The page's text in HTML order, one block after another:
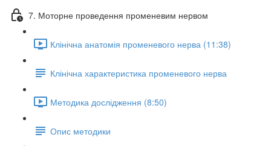
7. Моторне проведення променевим нервом
Клінічна анатомія променевого нерва (11:38)
Клінічна характеристика променевого нерва
Методика дослідження (8:50)
Опис методики